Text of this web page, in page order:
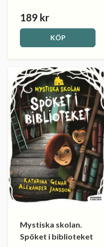
189 kr
KÖP
Mystiska skolan.
Spöket i biblioteket